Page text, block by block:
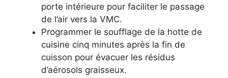
porte intérieure pour faciliter le passage
de l’air vers la VMC.
Programmer le soufflage de la hotte de
cuisine cinq minutes après la fin de
cuisson pour évacuer les résidus
d’aérosols graisseux.